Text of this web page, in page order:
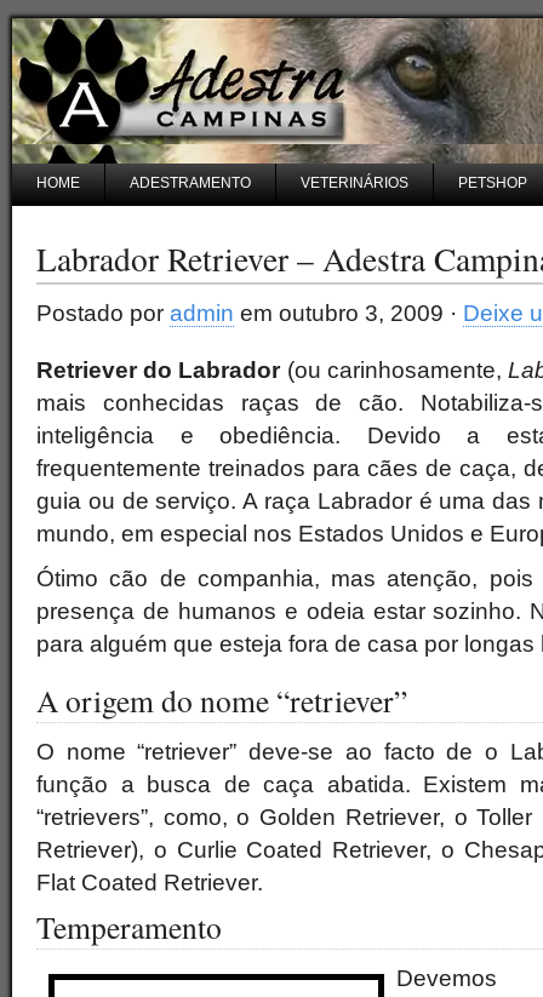
HOME ADESTRAMENTO VETERINÁRIOS PETSHOP
Labrador Retriever – Adestra
Postado por admin em outubro 3, 2009 · Deixe
Retriever do Labrador(ou carinhosamente,
mais conhecidas raças de cão. Notabiliza-
inteligência e obediência. Devido a
frequentemente treinados para cães de caça,
guia ou de serviço. A raça Labrador é uma das
mundo, em especial nos Estados Unidos e
Ótimo cão de companhia, mas atenção,
presença de humanos e odeia estar sozinho.
para alguém que esteja fora de casa por
A origem do nome “retriever”
O nome “retriever” deve-se ao facto de o
função a busca de caça abatida. Existem
“retrievers”, como, o Golden Retriever, o
Retriever), o Curlie Coated Retriever, o
Flat Coated Retriever.
Temperamento